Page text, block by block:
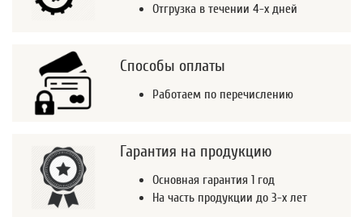
Отгрузка в течении 4-х дней
Способы оплаты
Работаем по перечислению
Гарантия на продукцию
Основная гарантия 1 год
На часть продукции до 3-х лет